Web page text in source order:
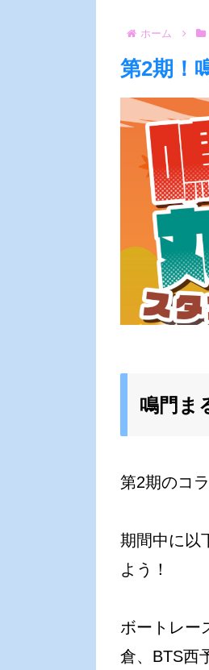
ホーム
第2期！
鳴門ま
第2期のコ
期間中に以
よう！
ボートレー
倉、BTS西